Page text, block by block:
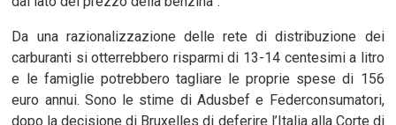
Da una razionalizzazione delle rete di distribuzione dei
carburanti si otterrebbero risparmi di 13-14 centesimi a litro
e le famiglie potrebbero tagliare le proprie spese di 156
euro annui. Sono le stime di Adusbef e Federconsumatori,
dopo la decisione di Bruxelles di deferire l’Italia alla Corte di